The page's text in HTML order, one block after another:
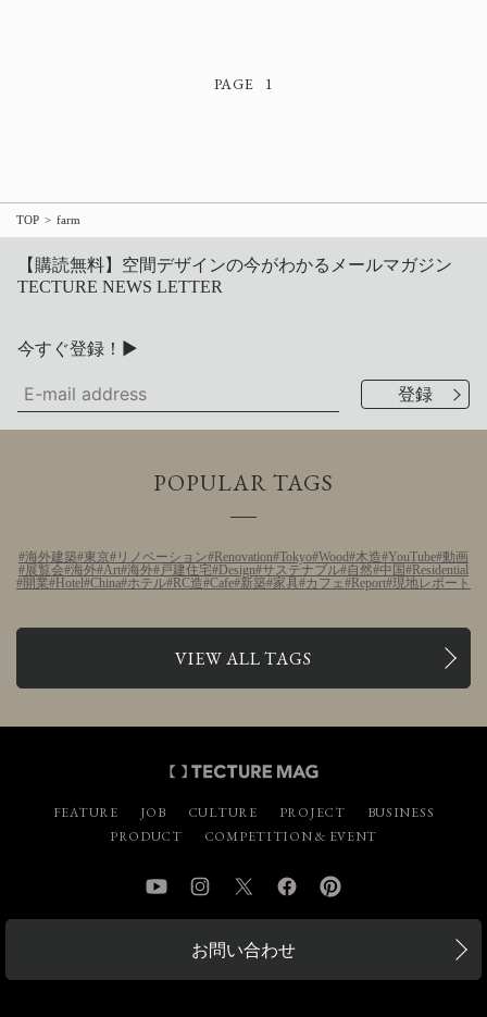
1
TOP farm
【購読無料】空間デザインの今がわかるメールマガジン
TECTURE NEWS LETTER
今すぐ登録！▶
POPULAR TAGS
海外建築 東京 リノベーション Renovation Tokyo Wood 木造 YouTube 動画
展覧会 海外 Art 海外 戸建住宅 Design サステナブル 自然 中国
Residential
開業
Hotel China ホテル RC造 Cafe 新築 家具 カフェ Report 現地レポート
VIEW ALL TAGS
FEATURE JOB CULTURE PROJECT
BUSINESS
PRODUCT
COMPETITION & EVENT
YouTube InstagramTwitter Facebook
お問い合わせ